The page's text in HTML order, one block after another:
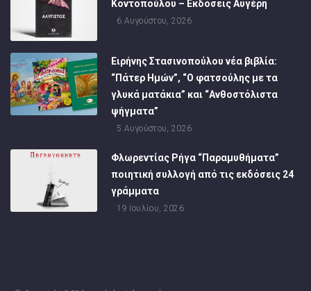
Κοντοπούλου – Εκδόσεις Αυγέρη
6 Αυγούστου, 2026
Ειρήνης Στασινοπούλου νέα βιβλία:
“Πάτερ Ημών”, “Ο φατσούλης με τα
γλυκά ματάκια” και “Ανθοστόλιστα
ψήγματα”
5 Αυγούστου, 2026
Φλωρεντίας Ρήγα “Παραμυθήματα”
ποιητική συλλογή από τις εκδόσεις 24
γράμματα
19 Ιουλίου, 2026